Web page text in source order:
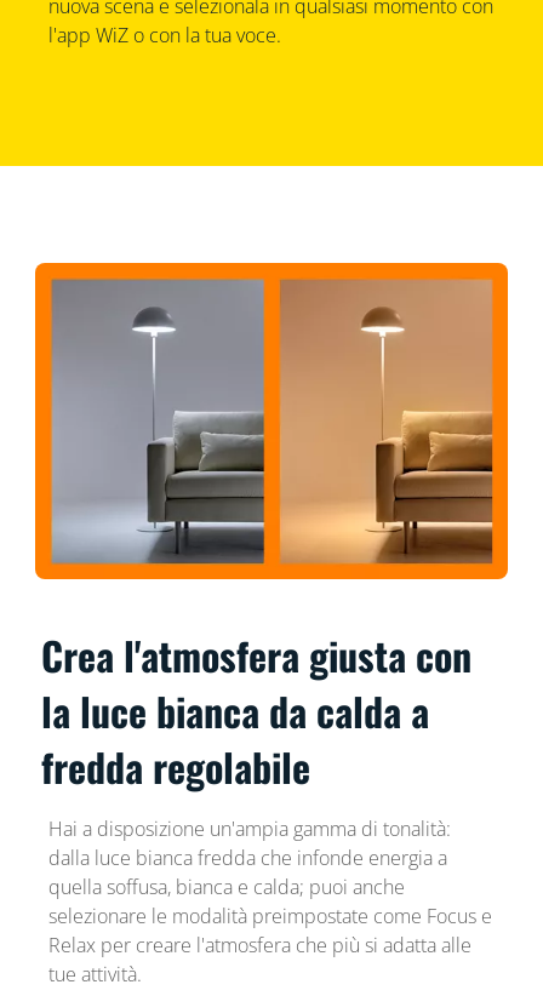
nuova scena e selezionala in qualsiasi momento con
l'app WiZ o con la tua voce.
Crea l'atmosfera giusta con
la luce bianca da calda a
fredda regolabile
Hai a disposizione un'ampia gamma di tonalità:
dalla luce bianca fredda che infonde energia a
quella soffusa, bianca e calda; puoi anche
selezionare le modalità preimpostate come Focus e
Relax per creare l'atmosfera che più si adatta alle
tue attività.